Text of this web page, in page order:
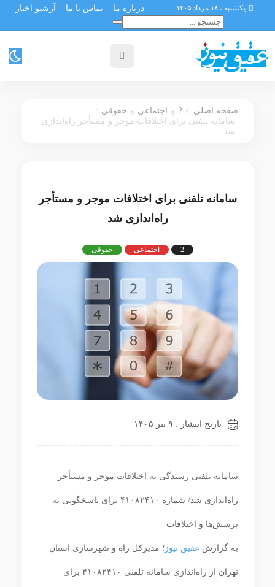
یکشنبه ، ۱۸ مرداد ۱۴۰۵ درباره ما تماس با ما آرشیو اخبار
صفحه اصلی >
2 و اجتماعی و حقوقی :
سامانه تلفنی برای اختلافات موجر و مستأجر راه‌اندازی
شد
سامانه تلفنی برای اختلافات موجر و مستأجر
راه‌اندازی شد
2 اجتماعی حقوقی
تاریخ انتشار : ۹ تیر ۱۴۰۵
سامانه تلفنی رسیدگی به اختلافات موجر و مستأجر
راه‌اندازی شد/ شماره ۴۱۰۸۲۴۱۰ برای پاسخگویی به
پرسش‌ها و اختلافات
به گزارش عقیق نیوز ؛ مدیرکل راه و شهرسازی استان
تهران از راه‌اندازی سامانه تلفنی ۴۱۰۸۲۴۱۰ برای